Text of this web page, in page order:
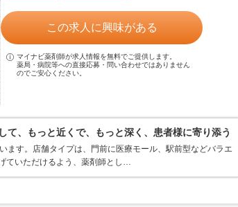
この求人に興味がある
マイナビ薬剤師が求人情報を無料でご提供します。
薬局・病院等への直接応募・問い合わせではありません
のでご安心ください。
、もっと近くで、もっと深く、患者様に寄り添う
ます。店舗タイプは、門前に医療モール、駅前型などバラエ
ていただけるよう、薬剤師とし…